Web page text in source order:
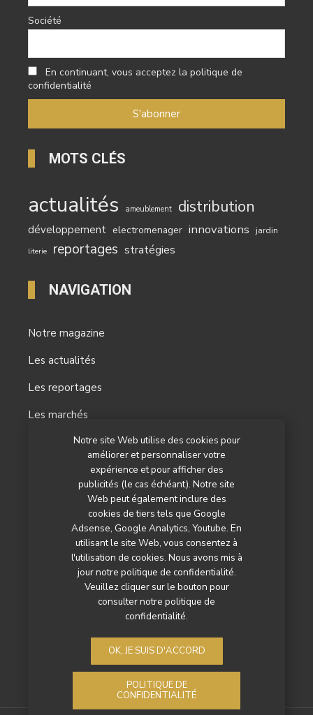
Notre site Web utilise des cookies pour
améliorer et personnaliser votre
expérience et pour afficher des
publicités (le cas échéant). Notre site
Web peut également inclure des
cookies de tiers tels que Google
Adsense, Google Analytics, Youtube. En
utilisant le site Web, vous consentez à
l'utilisation de cookies. Nous avons mis à
jour notre politique de confidentialité.
Veuillez cliquer sur le bouton pour
consulter notre politique de
confidentialité.
OK, JE SUIS D'ACCORD
POLITIQUE DE
CONFIDENTIALITÉ
Société
En continuant, vous acceptez la politique de
confidentialité
MOTS CLÉS
actualités ameublement distribution
développement electromenager innovations jardin
literie reportages stratégies
NAVIGATION
Notre magazine
Les actualités
Les reportages
Les marchés
Nos autres titres
Qui sommes-nous ?
Contactez-nous
Mentions légales
Politique de confidentialité